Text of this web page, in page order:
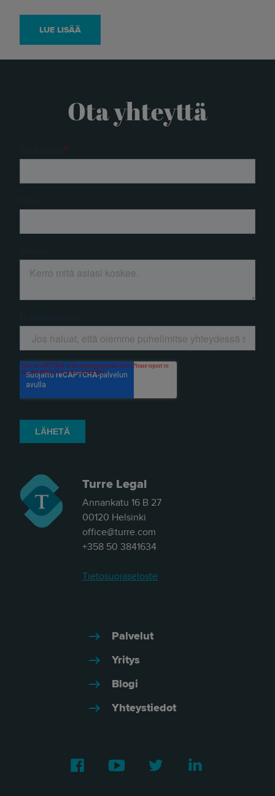
LUE LISÄÄ
Turre Legal
Annankatu 16 B 27
00120 Helsinki
office@turre.com
+358 50 3841634
Tietosuojaseloste
Palvelut
Yritys
Blogi
Yhteystiedot
Facebook Youtube Twitter
Ota yhteyttä